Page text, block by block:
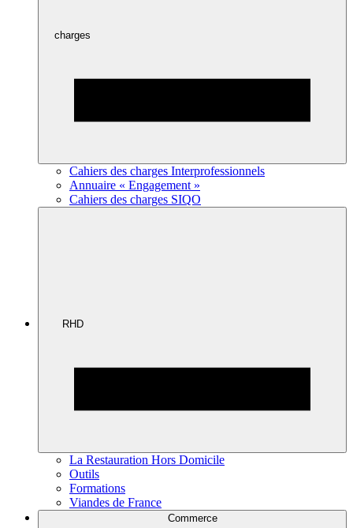
charges
Cahiers des charges Interprofessionnels
Annuaire « Engagement »
Cahiers des charges SIQO
RHD
La Restauration Hors Domicile
Outils
Formations
Viandes de France
Commerce